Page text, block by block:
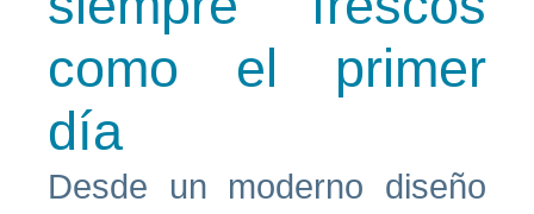
como el primer
día
Desde un moderno diseño